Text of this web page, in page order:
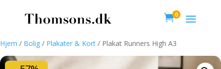
0
Hjem / Bolig / Plakater & Kort / Plakat Runners High A3